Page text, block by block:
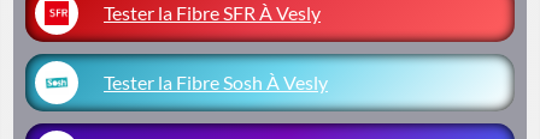
Tester la Fibre SFR À Vesly
Tester la Fibre Sosh À Vesly